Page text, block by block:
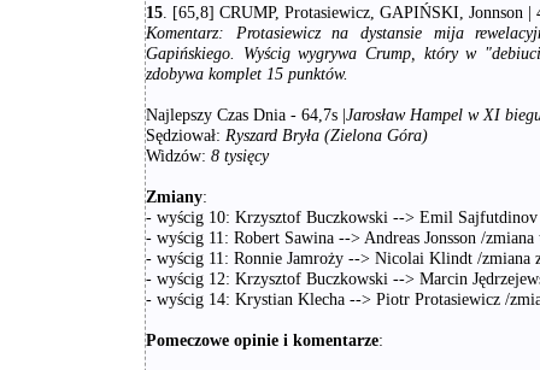
15 . [65,8] CRUMP, Protasiewicz, GAPIŃSKI, Jonnson |
Komentarz:
Protasiewicz na dystansie mija
Gapińskiego. Wyścig wygrywa Crump, który w
zdobywa komplet 15 punktów.
Najlepszy Czas Dnia - 64,7s |Jarosław Hampel w XI
Sędziował: Ryszard Bryła (Zielona Góra)
Widzów: 8 tysięcy
Zmiany:
- wyścig 10: Krzysztof Buczkowski --> Emil Sajfutdinov
- wyścig 11: Robert Sawina --> Andreas Jonsson /zmiana
- wyścig 11: Ronnie Jamroży --> Nicolai Klindt /zmiana
- wyścig 12: Krzysztof Buczkowski --> Marcin
- wyścig 14: Krystian Klecha --> Piotr Protasiewicz /
Pomeczowe opinie i komentarze: